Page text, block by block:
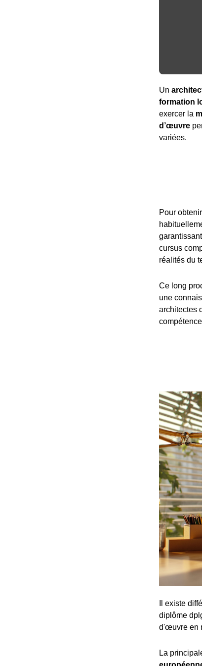
Un
formation
exercer la
d’œuvre
variées.
Pour
cursus
réalités du
Ce long
une
architectes
Il existe
diplôme
d'œuvre en
La